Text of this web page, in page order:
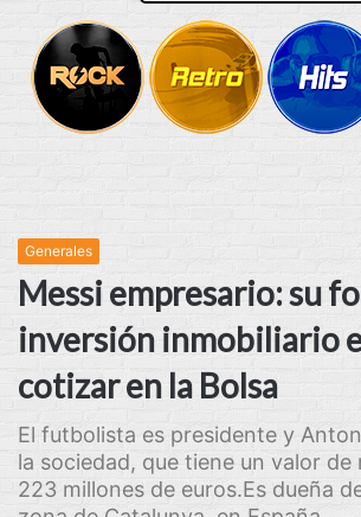
Generales
Messi empresario: su
inversión inmobiliario
cotizar en la Bolsa
El futbolista es presidente y
la sociedad, que tiene un valor de
223 millones de euros.Es dueña